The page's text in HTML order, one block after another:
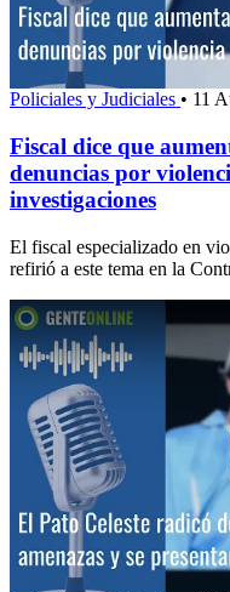
Policiales y Judiciales • 11
Fiscal dice que
denuncias por
investigaciones
El fiscal especializado en
refirió a este tema en la